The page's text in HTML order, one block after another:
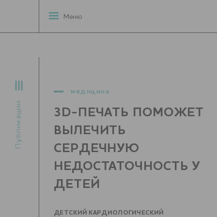
Публикации
Меню
медицина
3D-ПЕЧАТЬ ПОМОЖЕТ
ВЫЛЕЧИТЬ
СЕРДЕЧНУЮ
НЕДОСТАТОЧНОСТЬ У
ДЕТЕЙ
ДЕТСКИЙ КАРДИОЛОГИЧЕСКИЙ